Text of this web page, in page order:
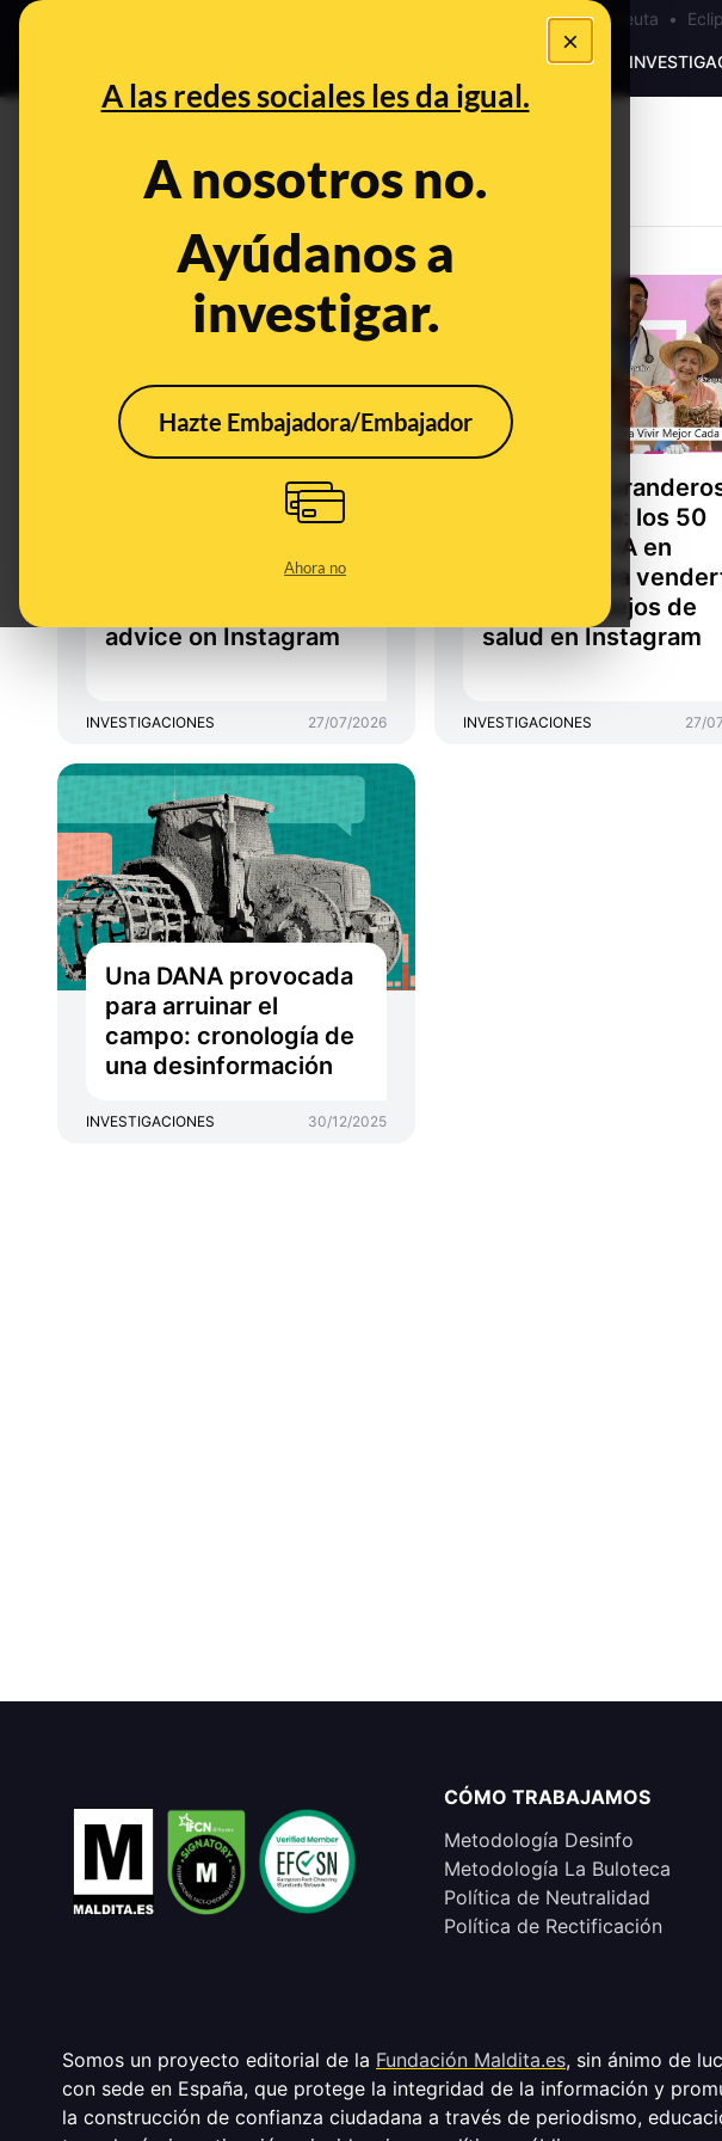
×
A las redes sociales les da igual.
A nosotros no.
Ayúdanos a
investigar.
Hazte Embajadora/Embajador
Ahora no
•Bulos Ceuta •
PREBUNKING
Doctors, quacks, and
Spanish designed to
advice on Instagram
INVESTIGACIONES 27/07/2026
Médicos,
y sanadores: los 50
perfiles de IA en
español para
falsos consejos de
salud en Instagram
INVESTIGACIONES 27/
Una DANA provocada
para arruinar el
campo: cronología de
una desinformación
INVESTIGACIONES 30/12/2025
CÓMO TRABAJAMOS
Metodología Desinfo
Metodología La Buloteca
Política de Neutralidad
Política de Rectificación
Somos un proyecto editorial de la Fundación Maldita.es, sin ánimo de
con sede en España, que protege la integridad de la información y
la construcción de confianza ciudadana a través de periodismo,